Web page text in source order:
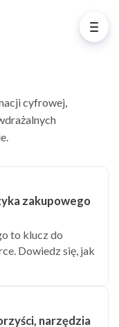
cyfrowej,
zakupowego
to klucz do
Dowiedz się, jak
narzędzia